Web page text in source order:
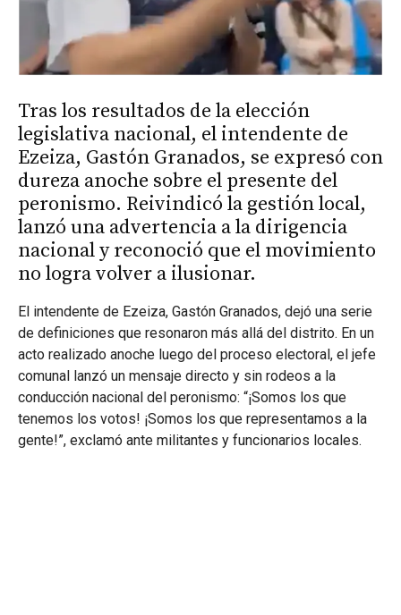
Tras los resultados de la elección
legislativa nacional, el intendente de
Ezeiza, Gastón Granados, se expresó con
dureza anoche sobre el presente del
peronismo. Reivindicó la gestión local,
lanzó una advertencia a la dirigencia
nacional y reconoció que el movimiento
no logra volver a ilusionar.
El intendente de Ezeiza, Gastón Granados, dejó una serie
de definiciones que resonaron más allá del distrito. En un
acto realizado anoche luego del proceso electoral, el jefe
comunal lanzó un mensaje directo y sin rodeos a la
conducción nacional del peronismo: “¡Somos los que
tenemos los votos! ¡Somos los que representamos a la
gente!”, exclamó ante militantes y funcionarios locales.